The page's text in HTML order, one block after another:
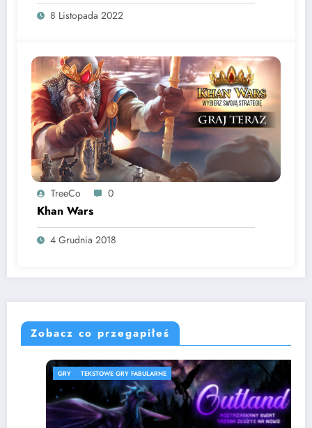
8 Listopada 2022
TreeCo 0
Khan Wars
4 Grudnia 2018
Zobacz co przegapiłeś
TEKSTOWE GRY FABULARNE